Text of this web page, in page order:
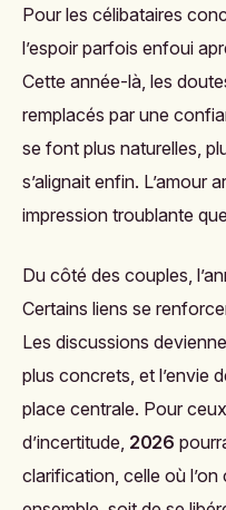
Pour les célibataires
l’espoir parfois enfoui
Cette année-là, les
remplacés par une
se font plus naturelles,
s’alignait enfin. L’amour
impression troublante que
Du côté des couples,
Certains liens se
Les discussions
plus concrets, et l’envie
place centrale. Pour
d’incertitude, 2026
clarification, celle où l’on